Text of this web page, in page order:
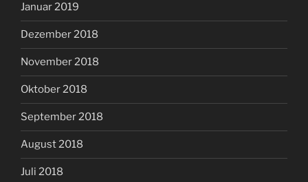
Januar 2019
Dezember 2018
November 2018
Oktober 2018
September 2018
August 2018
Juli 2018